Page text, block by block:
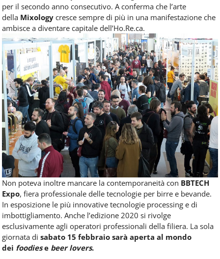
per il secondo anno consecutivo. A conferma che l’arte
della Mixology cresce sempre di più in una manifestazione che
ambisce a diventare capitale dell’Ho.Re.ca.
Non poteva inoltre mancare la contemporaneità con BBTECH
Expo, fiera professionale delle tecnologie per birre e bevande.
In esposizione le più innovative tecnologie processing e di
imbottigliamento. Anche l’edizione 2020 si rivolge
esclusivamente agli operatori professionali della filiera. La sola
giornata di sabato 15 febbraio sarà aperta al mondo
dei foodiese beer lovers.